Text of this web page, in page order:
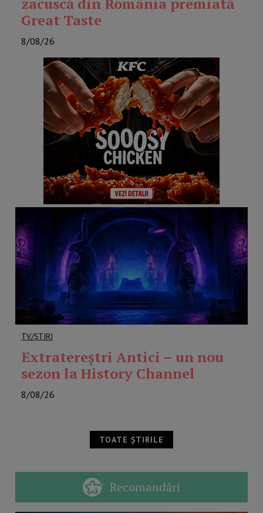
Great Taste
8/08/26
TV/ȘTIRI
Extratereștri Antici – un nou
sezon la History Channel
8/08/26
TOATE ȘTIRILE
Recomandări